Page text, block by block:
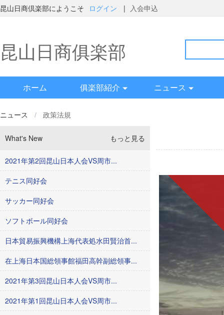
昆山日商倶楽部にようこそ ログイン | 入会申込
昆山日商俱楽部
ホーム 俱楽部紹介 ニュース
ニュース / 政策法規
What's New もっと見る
2021年第2回昆山日本人会VS周市...
テニス同好会
サッカー同好会
ソフトボール同好会
日本貿易振興機構上海代表処水田賢治首...
在上海日本国総領事館福田高幹副総領事...
2021年第3回昆山日本人会VS周市...
2021年第1回昆山日本人会VS周市...